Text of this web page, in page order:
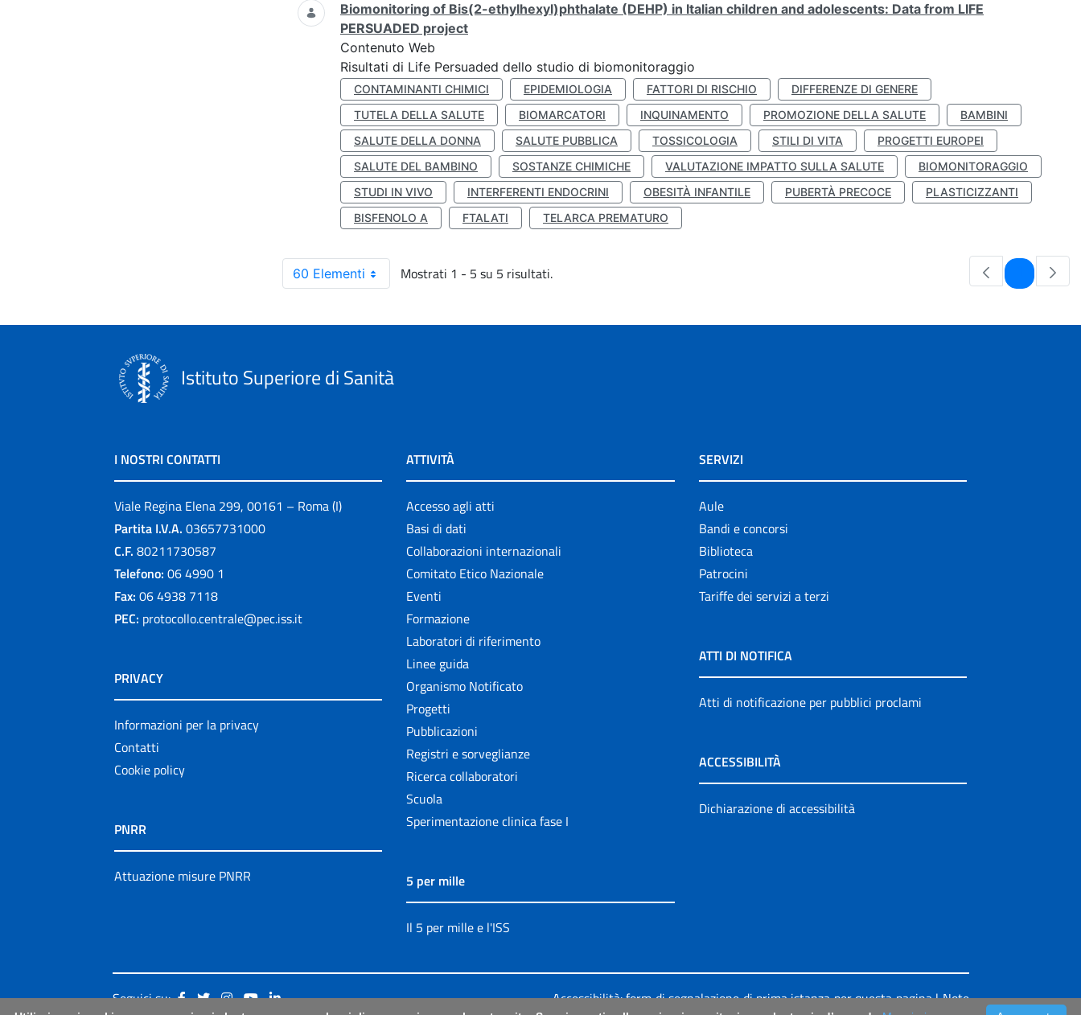
Biomonitoring of Bis(2-ethylhexyl)phthalate (DEHP) in Italian children and adolescents: Data from LIFE
PERSUADED project
Contenuto Web
Risultati di Life Persuaded dello studio di biomonitoraggio
CONTAMINANTI CHIMICI EPIDEMIOLOGIA FATTORI DI RISCHIO
DIFFERENZE DI GENERE
TUTELA DELLA SALUTE
BIOMARCATORI INQUINAMENTO PROMOZIONE DELLA SALUTE
BAMBINI
SALUTE DELLA DONNA
SALUTE PUBBLICA TOSSICOLOGIA STILI DI VITA
PROGETTI EUROPEI
SALUTE DEL BAMBINO
SOSTANZE CHIMICHE VALUTAZIONE IMPATTO SULLA SALUTE
BIOMONITORAGGIO
STUDI IN VIVO
INTERFERENTI ENDOCRINI OBESITÀ INFANTILE PUBERTÀ PRECOCE
PLASTICIZZANTI
BISFENOLO A
FTALATI TELARCA PREMATURO
60 Elementi Mostrati 1 - 5 su 5 risultati. Pagina
Istituto Superiore di Sanità
I NOSTRI CONTATTI
Viale Regina Elena 299, 00161 – Roma (I)
Partita I.V.A. 03657731000
C.F. 80211730587
Telefono: 06 4990 1
Fax: 06 4938 7118
PEC: protocollo.centrale@pec.iss.it
PRIVACY
Informazioni per la privacy
Contatti
Cookie policy
PNRR
Attuazione misure PNRR
ATTIVITÀ
Accesso agli atti
Basi di dati
Collaborazioni internazionali
Comitato Etico Nazionale
Eventi
Formazione
Laboratori di riferimento
Linee guida
Organismo Notificato
Progetti
Pubblicazioni
Registri e sorveglianze
Ricerca collaboratori
Scuola
Sperimentazione clinica fase I
5 per mille
Il 5 per mille e l'ISS
SERVIZI
Aule
Bandi e concorsi
Biblioteca
Patrocini
Tariffe dei servizi a terzi
ATTI DI NOTIFICA
Atti di notificazione per pubblici proclami
ACCESSIBILITÀ
Dichiarazione di accessibilità
Seguici su: Accessibilità: form di segnalazione di prima istanza per questa pagina|Note